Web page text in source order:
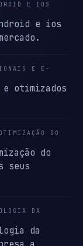
E IOS
e ios
E E-
e otimizados
DO
do
seus
DA
da